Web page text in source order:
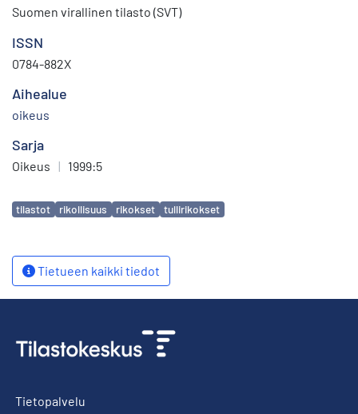
Suomen virallinen tilasto (SVT)
ISSN
0784-882X
Aihealue
oikeus
Sarja
Oikeus | 1999:5
Avainsanat
tilastot rikollisuus rikokset tullirikokset
Tietueen kaikki tiedot
Tietopalvelu